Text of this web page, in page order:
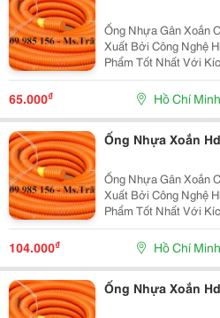
Ống Nhựa Gân Xoắn
Xuất Bởi Công Nghệ
Phẩm Tốt Nhất Với
Từ 25Mm Đến 250Mm . Ưu Điểm: Độ Dài Liên
Dàng Uốn Cong,
65.000₫ Hồ Chí Minh
Ống Nhựa Xoắn
Ống Nhựa Gân Xoắn
Xuất Bởi Công Nghệ
Phẩm Tốt Nhất Với
Từ 25Mm Đến 250Mm . Ưu Điểm: Độ Dài Liên
Dàng Uốn Cong,
104.000₫ Hồ Chí Minh
Ống Nhựa Xoắn